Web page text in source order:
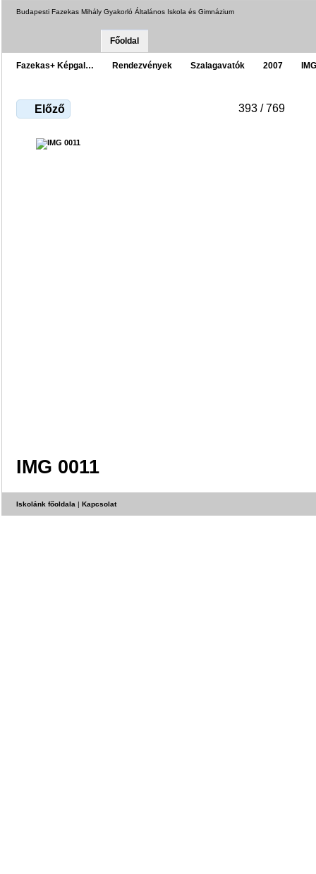
Budapesti Fazekas Mihály Gyakorló Általános Iskola és Gimnázium
Főoldal
Fazekas+ Képgal… Rendezvények Szalagavatók 2007
Előző 393 / 769
IMG 0011
Iskolánk főoldala | Kapcsolat